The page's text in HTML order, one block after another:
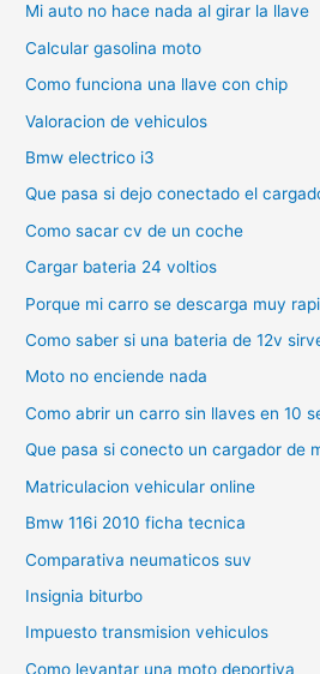
Mi auto no hace nada al girar la llave
Calcular gasolina moto
Como funciona una llave con chip
Valoracion de vehiculos
Bmw electrico i3
Que pasa si dejo conectado el
Como sacar cv de un coche
Cargar bateria 24 voltios
Porque mi carro se descarga muy
Como saber si una bateria de 12v
Moto no enciende nada
Como abrir un carro sin llaves en 10
Que pasa si conecto un cargador de
Matriculacion vehicular online
Bmw 116i 2010 ficha tecnica
Comparativa neumaticos suv
Insignia biturbo
Impuesto transmision vehiculos
Como levantar una moto deportiva